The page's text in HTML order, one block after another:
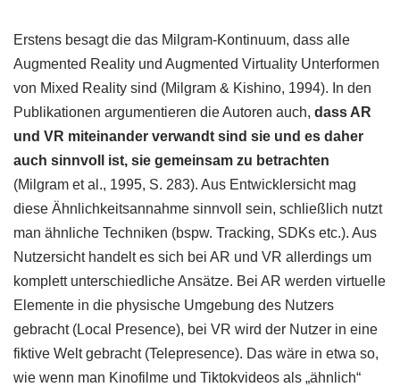
Erstens besagt die das Milgram-Kontinuum, dass alle
Augmented Reality und Augmented Virtuality Unterformen
von Mixed Reality sind (Milgram & Kishino, 1994). In den
Publikationen argumentieren die Autoren auch, dass AR
und VR miteinander verwandt sind sie und es daher
auch sinnvoll ist, sie gemeinsam zu betrachten
(Milgram et al., 1995, S. 283). Aus Entwicklersicht mag
diese Ähnlichkeitsannahme sinnvoll sein, schließlich nutzt
man ähnliche Techniken (bspw. Tracking, SDKs etc.). Aus
Nutzersicht handelt es sich bei AR und VR allerdings um
komplett unterschiedliche Ansätze. Bei AR werden virtuelle
Elemente in die physische Umgebung des Nutzers
gebracht (Local Presence), bei VR wird der Nutzer in eine
fiktive Welt gebracht (Telepresence). Das wäre in etwa so,
wie wenn man Kinofilme und Tiktokvideos als „ähnlich“